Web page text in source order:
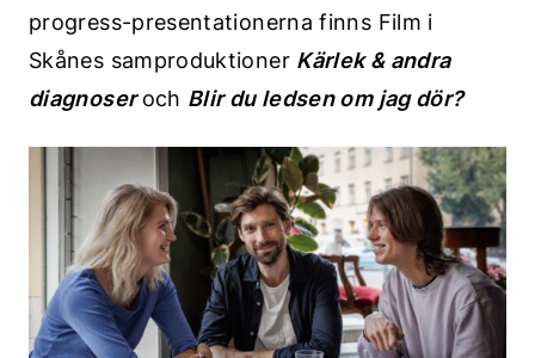
progress-presentationerna finns Film i
Skånes samproduktioner Kärlek & andra
diagnoseroch Blir du ledsen om jag dör?